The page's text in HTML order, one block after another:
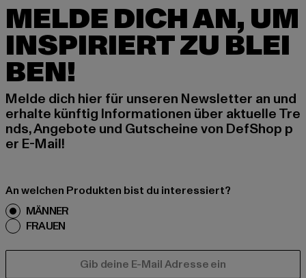
MELDE DICH AN, UM
INSPIRIERT ZU BLEI
BEN!
Melde dich hier für unseren Newsletter an und
erhalte künftig Informationen über aktuelle Tre
nds, Angebote und Gutscheine von DefShop p
er E-Mail!
An welchen Produkten bist du interessiert?
MÄNNER
FRAUEN